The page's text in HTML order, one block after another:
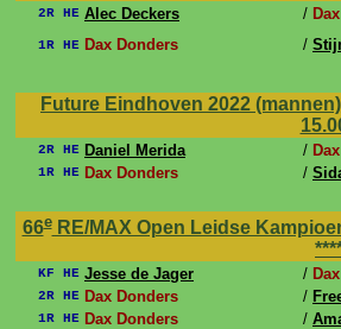
2R HE Alec Deckers /
1R HE Dax Donders /
Future Eindhoven 2022
2R HE Daniel Merida /
1R HE Dax Donders /
66eRE/MAX Open Leidse
KF HE Jesse de Jager /
2R HE Dax Donders /
1R HE Dax Donders /